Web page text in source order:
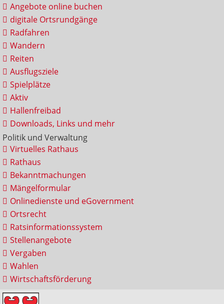
Angebote online buchen
digitale Ortsrundgänge
Radfahren
Wandern
Reiten
Ausflugsziele
Spielplätze
Aktiv
Hallenfreibad
Downloads, Links und mehr
Politik und Verwaltung
Virtuelles Rathaus
Rathaus
Bekanntmachungen
Mängelformular
Onlinedienste und eGovernment
Ortsrecht
Ratsinformationssystem
Stellenangebote
Vergaben
Wahlen
Wirtschaftsförderung